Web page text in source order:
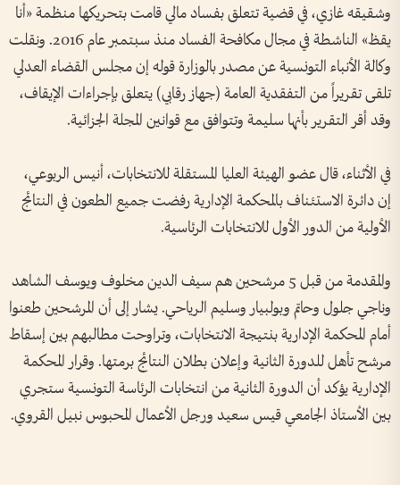
وشقيقه غازي، في قضية تتعلق بفساد مالي قامت بتحريكها منظمة «أنا
يقظ» الناشطة في مجال مكافحة الفساد منذ سبتمبر عام 2016. ونقلت
وكالة الأنباء التونسية عن مصدر بالوزارة قوله إن مجلس القضاء العدلي
تلقى تقريراً من التفقدية العامة (جهاز رقابي) يتعلق بإجراءات الإيقاف،
وقد أقر التقرير بأنها سليمة وتتوافق مع قوانين المجلة الجزائية.
في الأثناء، قال عضو الهيئة العليا المستقلة للانتخابات، أنيس الربوعي،
إن دائرة الاستئناف بالمحكمة الإدارية رفضت جميع الطعون في النتائج
الأولية من الدور الأول للانتخابات الرئاسية.
والمقدمة من قبل 5 مرشحين هم سيف الدين مخلوف ويوسف الشاهد
وناجي جلول وحاتم وبولبيار وسليم الرياحي. يشار إلى أن المرشحين طعنوا
أمام المحكمة الإدارية بنتيجة الانتخابات، وتراوحت مطالبهم بين إسقاط
مرشح تأهل للدورة الثانية وإعلان بطلان النتائج برمتها. وقرار المحكمة
الإدارية يؤكد أن الدورة الثانية من انتخابات الرئاسة التونسية ستجري
بين الأستاذ الجامعي قيس سعيد ورجل الأعمال المحبوس نبيل القروي.